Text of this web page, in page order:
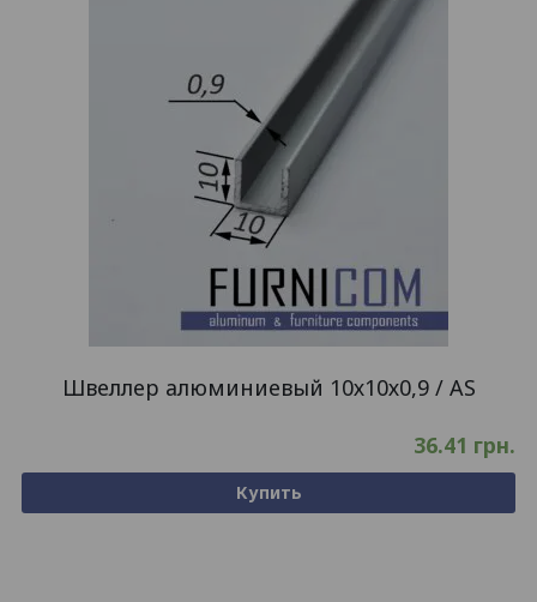
Швеллер алюминиевый 10х10х0,9 / AS
36.41 грн.
Купить